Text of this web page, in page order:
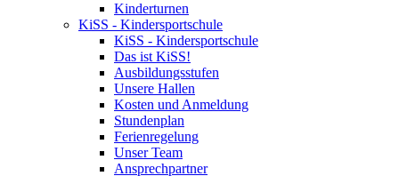
Kinderturnen
KiSS - Kindersportschule
KiSS - Kindersportschule
Das ist KiSS!
Ausbildungsstufen
Unsere Hallen
Kosten und Anmeldung
Stundenplan
Ferienregelung
Unser Team
Ansprechpartner